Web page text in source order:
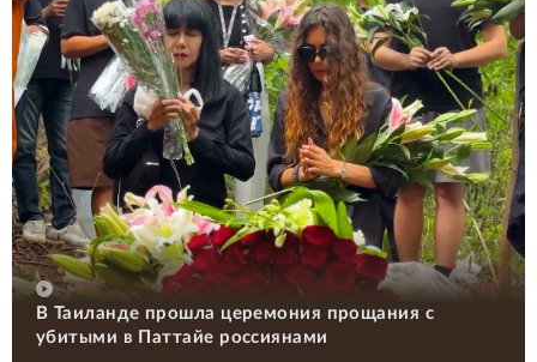
В Таиланде прошла церемония прощания с
убитыми в Паттайе россиянами